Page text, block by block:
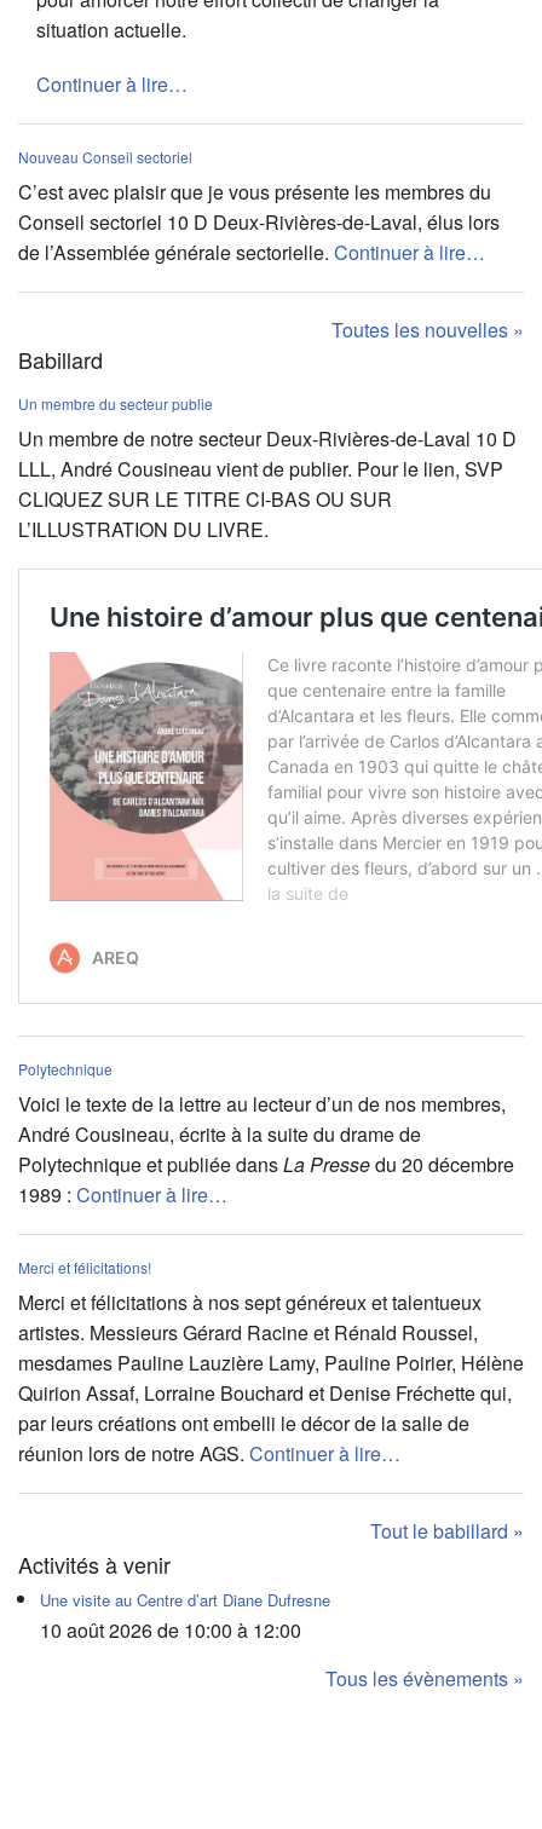
situation actuelle.
Continuer à lire…
Nouveau Conseil sectoriel
C’est avec plaisir que je vous présente les membres du
Conseil sectoriel 10 D Deux-Rivières-de-Laval, élus lors
de l’Assemblée générale sectorielle. Continuer à lire…
Toutes les nouvelles »
Babillard
Un membre du secteur publie
Un membre de notre secteur Deux-Rivières-de-Laval 10 D
LLL, André Cousineau vient de publier. Pour le lien, SVP
CLIQUEZ SUR LE TITRE CI-BAS OU SUR
L’ILLUSTRATION DU LIVRE.
Polytechnique
Voici le texte de la lettre au lecteur d’un de nos membres,
André Cousineau, écrite à la suite du drame de
Polytechnique et publiée dansLa Pressedu 20 décembre
1989 : Continuer à lire…
Merci et félicitations!
Merci et félicitations à nos sept généreux et talentueux
artistes. Messieurs Gérard Racine et Rénald Roussel,
mesdames Pauline Lauzière Lamy, Pauline Poirier, Hélène
Quirion Assaf, Lorraine Bouchard et Denise Fréchette qui,
par leurs créations ont embelli le décor de la salle de
réunion lors de notre AGS. Continuer à lire…
Tout le babillard »
Activités à venir
Une visite au Centre d’art Diane Dufresne
10 août 2026 de 10:00 à 12:00
Tous les évènements »